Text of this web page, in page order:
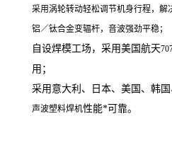
采用涡轮转动轻松调节机身行程，解
铝／钛合金变辐杆，音波强劲平稳；
自设焊模工场，采用美国航天
用；
采用意大利、日本、美国、韩
声波塑料焊机性能*可靠。